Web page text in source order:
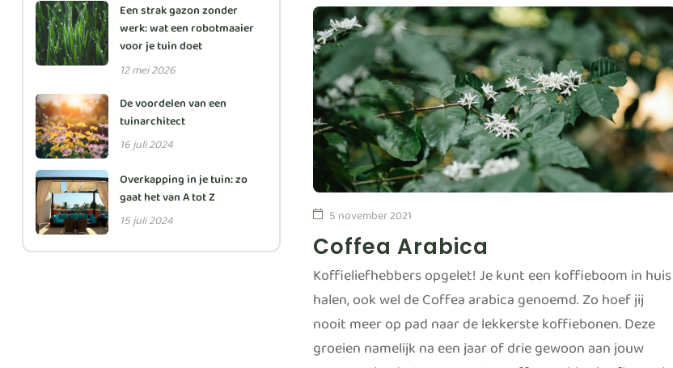
5 november 2021
Coffea Arabica
Koffieliefhebbers opgelet! Je kunt een koffieboom in huis
halen, ook wel de Coffea arabica genoemd. Zo hoef jij
nooit meer op pad naar de lekkerste koffiebonen. Deze
groeien namelijk na een jaar of drie gewoon aan jouw
Een strak gazon zonder
werk: wat een robotmaaier
voor je tuin doet
12 mei 2026
De voordelen van een
tuinarchitect
16 juli 2024
Overkapping in je tuin: zo
gaat het van A tot Z
15 juli 2024